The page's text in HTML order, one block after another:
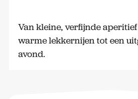
Van kleine, verfijnde
warme lekkernijen tot een
avond.